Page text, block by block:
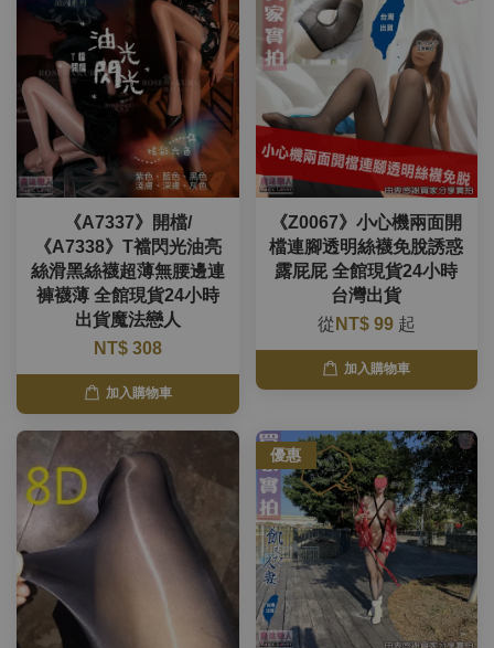
《A7337》開檔/
《A7338》T襠閃光油亮
絲滑黑絲襪超薄無腰邊連
褲襪薄 全館現貨24小時
出貨魔法戀人
NT$ 308
加入購物車
《Z0067》小心機兩面開
檔連腳透明絲襪免脫誘惑
露屁屁 全館現貨24小時
台灣出貨
從 NT$ 99 起
加入購物車
優惠